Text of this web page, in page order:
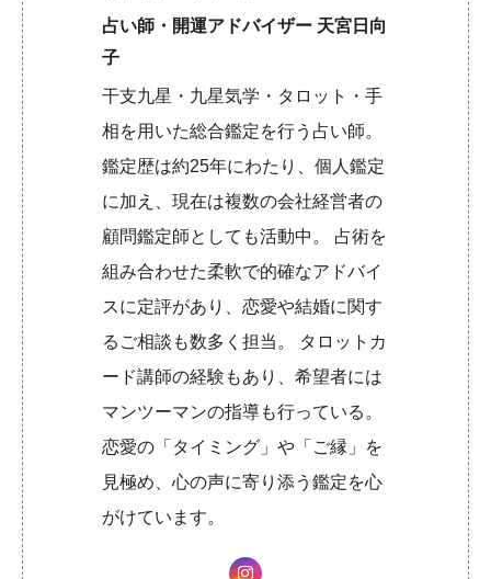
占い師・開運アドバイザー 天宮日向
子
干支九星・九星気学・タロット・手
相を用いた総合鑑定を行う占い師。
鑑定歴は約25年にわたり、個人鑑定
に加え、現在は複数の会社経営者の
顧問鑑定師としても活動中。 占術を
組み合わせた柔軟で的確なアドバイ
スに定評があり、恋愛や結婚に関す
るご相談も数多く担当。 タロットカ
ード講師の経験もあり、希望者には
マンツーマンの指導も行っている。
恋愛の「タイミング」や「ご縁」を
見極め、心の声に寄り添う鑑定を心
がけています。